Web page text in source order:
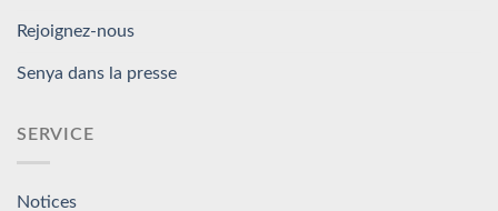
Rejoignez-nous
Senya dans la presse
SERVICE
Notices